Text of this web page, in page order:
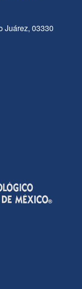
Juárez, 03330